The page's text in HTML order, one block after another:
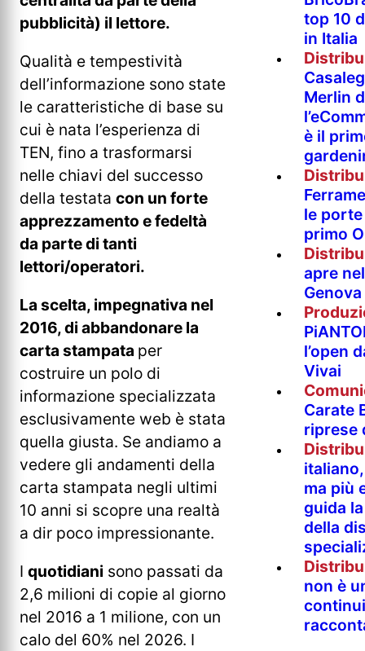
pubblicità) il lettore.
Qualità e tempestività
dell’informazione sono state
le caratteristiche di base su
cui è nata l’esperienza di
TEN, fino a trasformarsi
nelle chiavi del successo
della testata con un forte
apprezzamento e fedeltà
da parte di tanti
lettori/operatori.
La scelta, impegnativa nel
2016, di abbandonare la
carta stampata per
costruire un polo di
informazione specializzata
esclusivamente web è stata
quella giusta. Se andiamo a
vedere gli andamenti della
carta stampata negli ultimi
10 anni si scopre una realtà
a dir poco impressionante.
I quotidiani sono passati da
2,6 milioni di copie al giorno
nel 2016 a 1 milione, con un
calo del 60% nel 2026. I
top 10
in Italia
Merlin
è il
le
primo
apre
Genova
l’open
Vivai
Carate
riprese
ma più
guida
della
non è